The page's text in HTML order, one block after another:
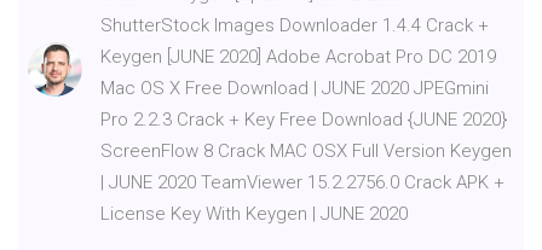
ShutterStock Images Downloader 1.4.4 Crack +
Keygen [JUNE 2020] Adobe Acrobat Pro DC 2019
Mac OS X Free Download | JUNE 2020 JPEGmini
Pro 2.2.3 Crack + Key Free Download {JUNE 2020}
ScreenFlow 8 Crack MAC OSX Full Version Keygen
| JUNE 2020 TeamViewer 15.2.2756.0 Crack APK +
License Key With Keygen | JUNE 2020